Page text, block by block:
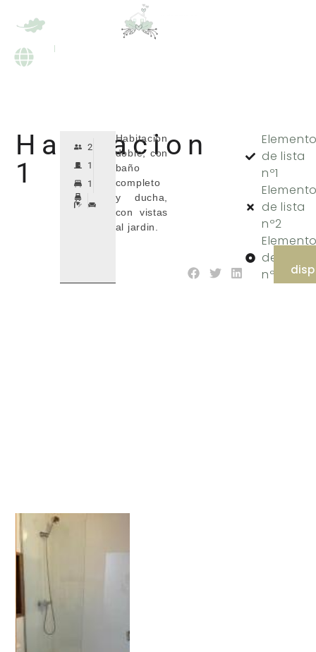
Habitacion
1
2
1
1
Habitacion
doble, con
baño
completo
y ducha,
con vistas
al jardin.
de lista
nº1
de lista
nº2
de lista
nº3